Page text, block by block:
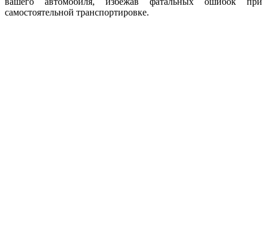
самостоятельной транспортировке.